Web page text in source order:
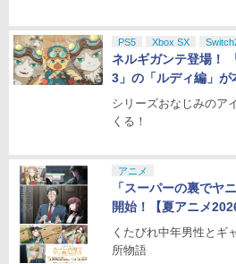
PS5 Xbox SX
ネルギガンテ登場！
3」の「ルディ編」が
シリーズおなじみのア
くる！
アニメ
「スーパーの裏でヤ
開始！【夏アニメ
くたびれ中年男性とギ
所物語